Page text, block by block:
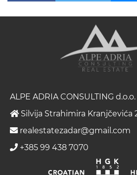
ALPE ADRIA CONSULTING d.o.o.
Silvija Strahimira Kranjčevića
realestatezadar@gmail.com
+385 99 438 7070